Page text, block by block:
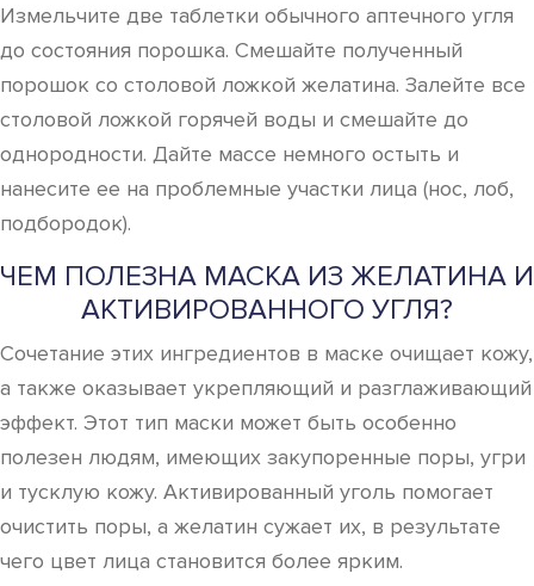
Измельчите две таблетки обычного аптечного угля
до состояния порошка. Смешайте полученный
порошок со столовой ложкой желатина. Залейте все
столовой ложкой горячей воды и смешайте до
однородности. Дайте массе немного остыть и
нанесите ее на проблемные участки лица (нос, лоб,
подбородок).
ЧЕМ ПОЛЕЗНА МАСКА ИЗ ЖЕЛАТИНА И
АКТИВИРОВАННОГО УГЛЯ?
Сочетание этих ингредиентов в маске очищает кожу,
а также оказывает укрепляющий и разглаживающий
эффект. Этот тип маски может быть особенно
полезен людям, имеющих закупоренные поры, угри
и тусклую кожу. Активированный уголь помогает
очистить поры, а желатин сужает их, в результате
чего цвет лица становится более ярким.